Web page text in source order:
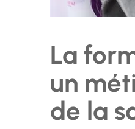
La
un
de la